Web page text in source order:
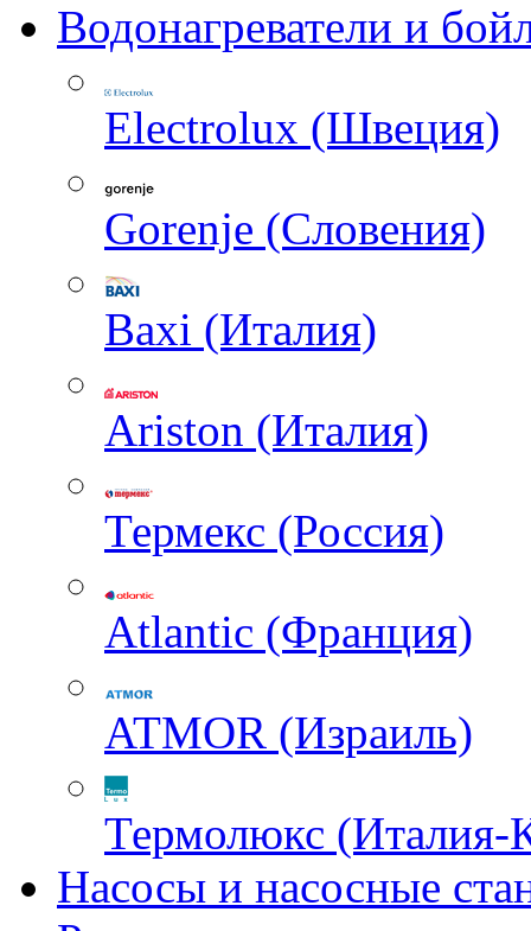
Водонагреватели и
Electrolux (Швеция)
Gorenje (Словения)
Baxi (Италия)
Ariston (Италия)
Термекс (Россия)
Atlantic (Франция)
ATMOR (Израиль)
Термолюкс (Италия-
Насосы и насосные